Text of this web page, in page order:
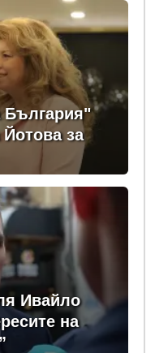
България"
за
Ивайло
на